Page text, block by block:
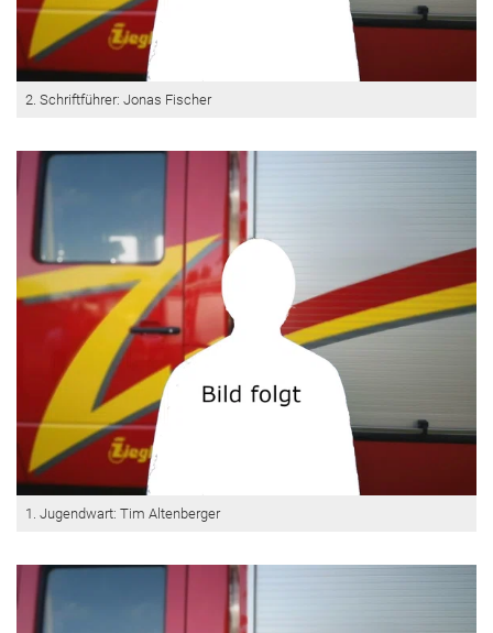
2. Schriftführer: Jonas Fischer
1. Jugendwart: Tim Altenberger